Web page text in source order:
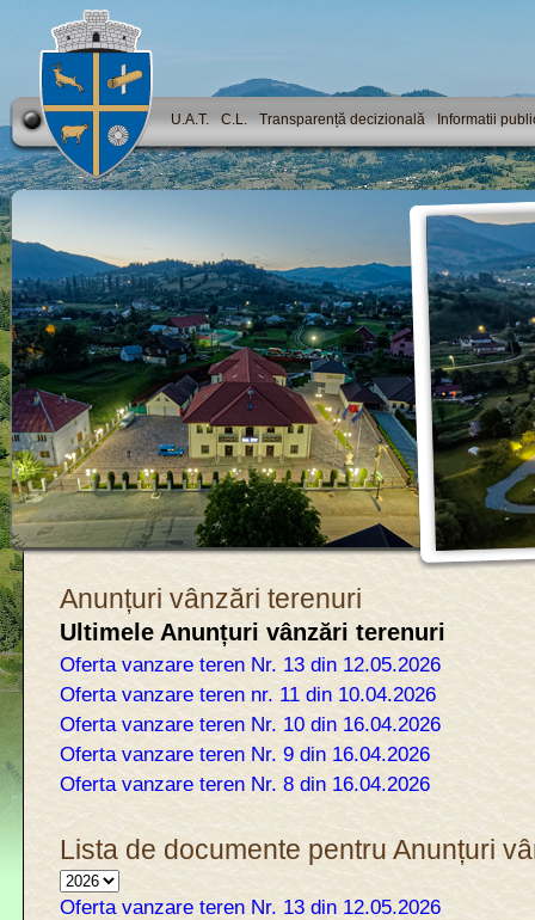
U.A.T. C.L. Transparență decizională Informatii
Anunțuri vânzări terenuri
Ultimele Anunțuri vânzări terenuri
Oferta vanzare teren Nr. 13 din 12.05.2026
Oferta vanzare teren nr. 11 din 10.04.2026
Oferta vanzare teren Nr. 10 din 16.04.2026
Oferta vanzare teren Nr. 9 din 16.04.2026
Oferta vanzare teren Nr. 8 din 16.04.2026
Lista de documente pentru Anunțuri
Oferta vanzare teren Nr. 13 din 12.05.2026